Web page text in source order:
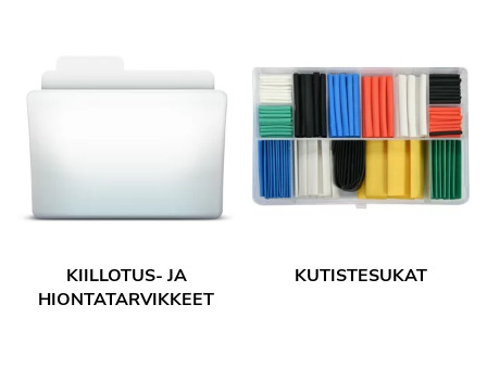
KIILLOTUS- JA
HIONTATARVIKKEET
KUTISTESUKAT